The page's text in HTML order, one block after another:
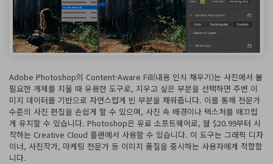
Adobe Photoshop의 Content-Aware Fill(내용 인식 채우기)는 사진에서 불
필요한 개체를 지울 때 유용한 도구로, 지우고 싶은 부분을 선택하면 주변 이
미지 데이터를 기반으로 자연스럽게 빈 부분을 채워줍니다. 이를 통해 전문가
수준의 사진 편집을 손쉽게 할 수 있으며, 사진 속 배경이나 텍스처를 매끄럽
게 유지할 수 있습니다. Photoshop은 유료 소프트웨어로, 월 $20.99부터 시
작하는 Creative Cloud 플랜에서 사용할 수 있습니다. 이 도구는 그래픽 디자
이너, 사진작가, 마케팅 전문가 등 이미지 품질을 중시하는 사용자에게 적합합
니다.